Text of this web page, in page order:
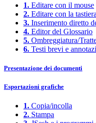
1. Editare con il mouse
2. Editare con la tastiera
3. Inserimento diretto
4. Editor del Glossario
5. Ombreggiatura/
6. Testi brevi e
Presentazione dei documenti
Esportazioni grafiche
1. Copia/incolla
2. Stampa